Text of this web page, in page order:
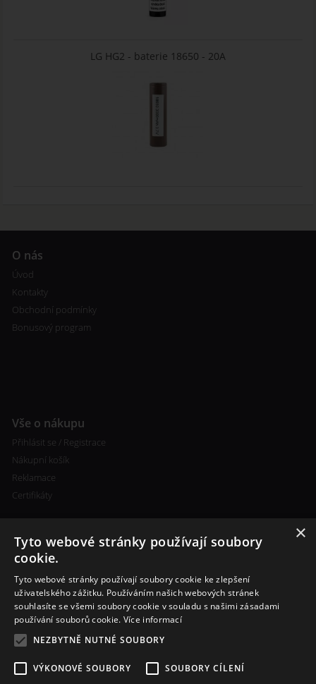
LG HG2 - baterie 18650 - 20A
O nás
Úvod
Kontakty
Obchodní podmínky
Bonusový program
Vše o nákupu
Přihlásit se / Registrace
Nákupní košík
Reklamace
Certifikáty
Kontakty
+420 773 693 673
info@cigareta-shop.cz
×
Tyto webové stránky používají soubory
cookie.
Tyto webové stránky používají soubory cookie ke zlepšení
uživatelského zážitku. Používáním našich webových stránek
souhlasíte se všemi soubory cookie v souladu s našimi zásadami
používání souborů cookie. Více informací
NEZBYTNĚ NUTNÉ SOUBORY
VÝKONOVÉ SOUBORY SOUBORY CÍLENÍ